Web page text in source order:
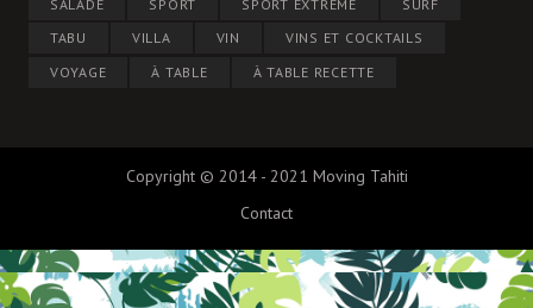
SALADE
SPORT SPORT EXTREME
SURF
TABU
VILLA VIN
VINS ET COCKTAILS
VOYAGE
À TABLE À TABLE RECETTE
Copyright © 2014 - 2021 Moving Tahiti
Contact